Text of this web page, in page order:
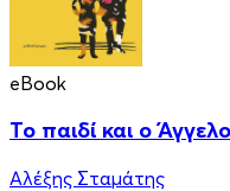
eBook
Το παιδί και ο
Αλέξης Σταμάτης